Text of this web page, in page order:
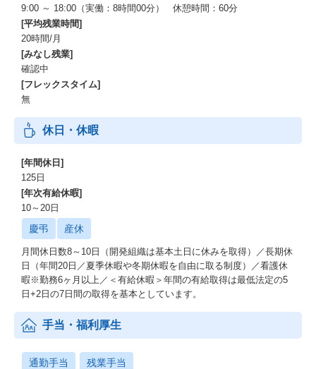
ーーー圧倒的な顧客基盤と事業スケール
2024年2月末現在、売上高9.5兆円超、5,000万人を超える会員数を
誇るイオングループ。
この揺るぎない基盤が、私たちの事業成長の強力なエンジンで
す。
ーーー膨大なデータと最先端AIの融合
年間14億件超の購買データや生活データを、最新のAIアルゴリズ
ムで分析。
お客様一人ひとりに最適な提案と、効率的な物流計画を実現し、
未来の顧客体験を革新します。
ーーー世界基準の自動化テクノロジー
英国Ocado社と連携したAI・ロボット駆使の大型自動倉庫（CF
C）により、高効率・高品質な配送サービスを提供。
この進化するテクノロジーが、私たちの競争力の源泉です。
AIが変えるプロダクト開発と組織体制
【「バイブネイティブ組織」を意識した体制づくり】
2025年3月に新体制へと移行したタイミングで、バイブコーディン
法）が登場し、
生成AIの技術に大きなブレイクスルーが起きました。
加えてアウトカム達成のためにはプロダクトマネジメントやユー
9:00 ～ 18:00（実働：8時間00分） 休憩時間：60分
[平均残業時間]
20時間/月
[みなし残業]
確認中
[フレックスタイム]
無
休日・休暇
[年間休日]
125日
[年次有給休暇]
10～20日
慶弔 産休
月間休日数8～10日（開発組織は基本土日に休みを取得）／長期休
日（年間20日／夏季休暇や冬期休暇を自由に取る制度）／看護休
暇※勤務6ヶ月以上／＜有給休暇＞年間の有給取得は最低法定の5
日+2日の7日間の取得を基本としています。
手当・福利厚生
通勤手当 残業手当